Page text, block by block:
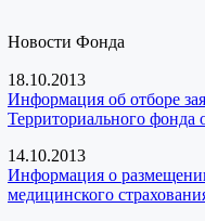
Новости Фонда
18.10.2013
Информация об отборе
Территориального фонда
14.10.2013
Информация о
медицинского